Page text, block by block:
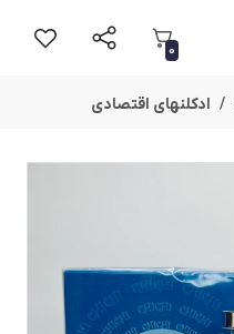
0
ادکلنهای اقتصادی